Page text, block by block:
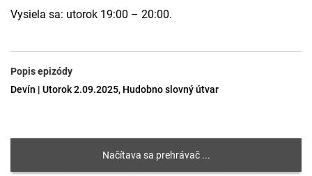
Vysiela sa: utorok 19:00 – 20:00.
Popis epizódy
Devín | Utorok 2.09.2025, Hudobno slovný útvar